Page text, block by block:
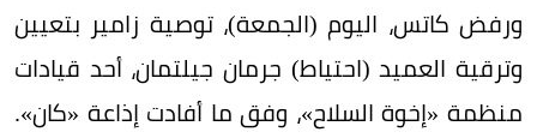
ورفض كاتس، اليوم (الجمعة)، توصية زامير بتعيين
وترقية العميد (احتياط) جرمان جيلتمان، أحد قيادات
منظمة «إخوة السلاح»، وفق ما أفادت إذاعة «كان».